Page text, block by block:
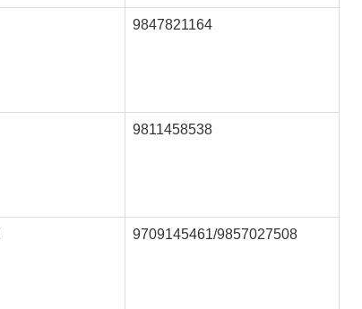
9847821164
9811458538
9709145461/9857027508